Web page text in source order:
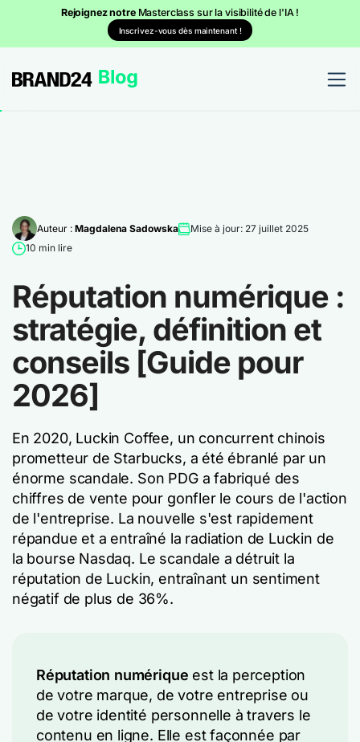
Rejoignez notre Masterclass sur la visibilité de l'IA !
Inscrivez-vous dès maintenant !
Auteur : Magdalena Sadowska
Mise à jour: 27 juillet 2025
10 min lire
Réputation numérique :
stratégie, définition et
conseils [Guide pour
2026]
En 2020, Luckin Coffee, un concurrent chinois
prometteur de Starbucks, a été ébranlé par un
énorme scandale. Son PDG a fabriqué des
chiffres de vente pour gonfler le cours de l'action
de l'entreprise. La nouvelle s'est rapidement
répandue et a entraîné la radiation de Luckin de
la bourse Nasdaq. Le scandale a détruit la
réputation de Luckin, entraînant un sentiment
négatif de plus de 36%.
Réputation numérique est la perception
de votre marque, de votre entreprise ou
de votre identité personnelle à travers le
contenu en ligne. Elle est façonnée par